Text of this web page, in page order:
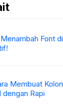
Font
Membuat
dengan Rapi